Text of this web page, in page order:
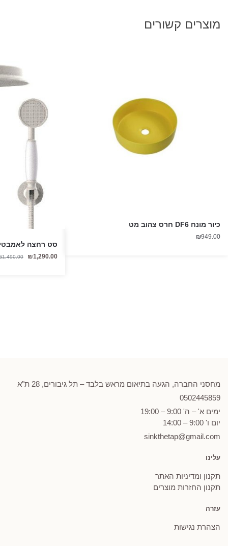
מוצרים קשורים
כיור מונח DF6 חרס צהוב מט
₪949.00
סט רחצה לאמבטיה
1,490.00 ₪1,290.00
מחסני החברה, הגעה בתיאום מראש בלבד – תל גיבורים, 28 ת"א
0502445859
ימים א' – ה' 9:00 – 19:00
יום ו' 9:00 – 14:00
sinkthetap@gmail.com
עלינו
תקנון ומדיניות האתר
תקנון החזרות מוצרים
עזרה
הצהרת נגישות